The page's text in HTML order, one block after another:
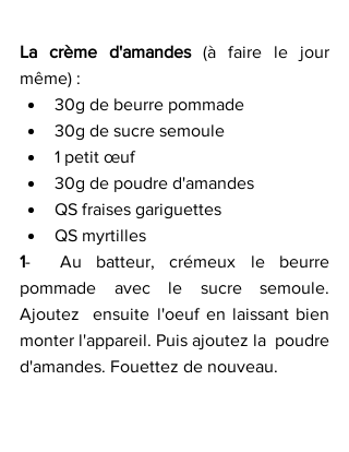
La crème d'amandes (à faire le jour
même) :
30g de beurre pommade
30g de sucre semoule
1 petit œuf
30g de poudre d'amandes
QS fraises gariguettes
QS myrtilles
1-  Au batteur, crémeux le beurre
pommade avec le sucre semoule.
Ajoutez  ensuite l'oeuf en laissant bien
monter l'appareil. Puis ajoutez la  poudre
d'amandes. Fouettez de nouveau.